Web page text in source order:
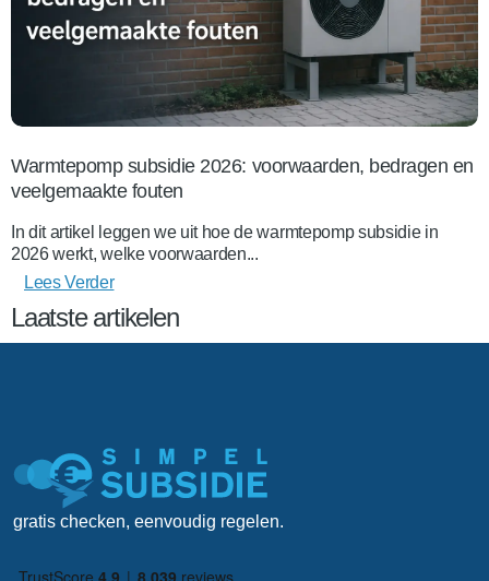
Laatste artikelen
Warmtepomp subsidie 2026: voorwaarden, bedragen en
veelgemaakte fouten
In dit artikel leggen we uit hoe de warmtepomp subsidie in
2026 werkt, welke voorwaarden...
Lees Verder
gratis checken, eenvoudig regelen.